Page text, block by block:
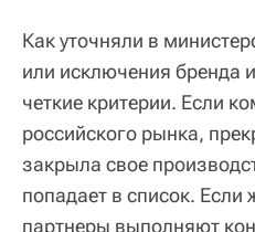
Как уточняли в
или исключения бренда
четкие критерии. Если
российского рынка,
закрыла свое
попадает в список. Если
партнеры выполняют